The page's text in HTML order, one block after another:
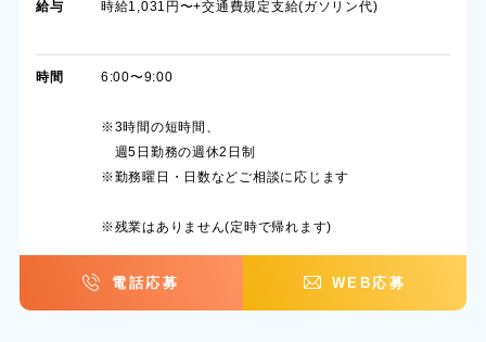
給与 時給1,031円〜+交通費規定支給(ガソリン代)
時間 6:00〜9:00
※3時間の短時間、
週5日勤務の週休2日制
※勤務曜日・日数などご相談に応じます
※残業はありません(定時で帰れます)
電話応募 WEB応募